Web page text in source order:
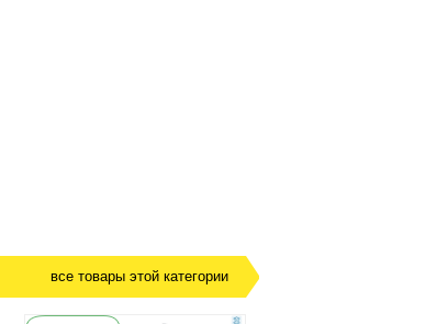
все товары этой категории